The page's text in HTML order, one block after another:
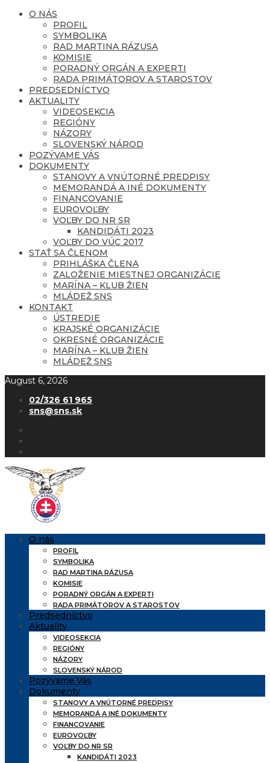
O NÁS
PROFIL
SYMBOLIKA
RAD MARTINA RÁZUSA
KOMISIE
PORADNÝ ORGÁN A EXPERTI
RADA PRIMÁTOROV A STAROSTOV
PREDSEDNÍCTVO
AKTUALITY
VIDEOSEKCIA
REGIÓNY
NÁZORY
SLOVENSKÝ NÁROD
POZÝVAME VÁS
DOKUMENTY
STANOVY A VNÚTORNÉ PREDPISY
MEMORANDÁ A INÉ DOKUMENTY
FINANCOVANIE
EUROVOĽBY
VOĽBY DO NR SR
KANDIDÁTI 2023
VOĽBY DO VÚC 2017
STAŤ SA ČLENOM
PRIHLÁŠKA ČLENA
ZALOŽENIE MIESTNEJ ORGANIZÁCIE
MARÍNA – KLUB ŽIEN
MLÁDEŽ SNS
KONTAKT
ÚSTREDIE
KRAJSKÉ ORGANIZÁCIE
OKRESNÉ ORGANIZÁCIE
MARÍNA – KLUB ŽIEN
MLÁDEŽ SNS
August 6, 2026
02/326 61 965
sns@sns.sk
O nás
PROFIL
SYMBOLIKA
RAD MARTINA RÁZUSA
KOMISIE
PORADNÝ ORGÁN A EXPERTI
RADA PRIMÁTOROV A STAROSTOV
Predsedníctvo
Aktuality
VIDEOSEKCIA
REGIÓNY
NÁZORY
SLOVENSKÝ NÁROD
Pozývame Vás
Dokumenty
STANOVY A VNÚTORNÉ PREDPISY
MEMORANDÁ A INÉ DOKUMENTY
FINANCOVANIE
EUROVOĽBY
VOĽBY DO NR SR
KANDIDÁTI 2023